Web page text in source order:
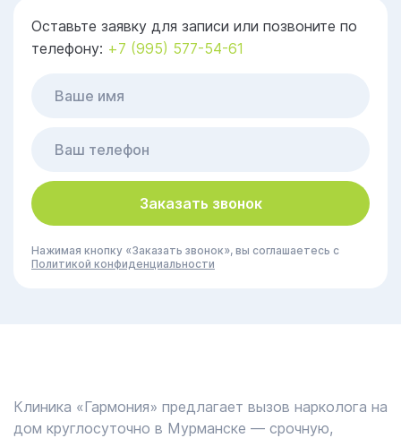
Оставьте заявку для записи или позвоните по
телефону: +7 (995) 577-54-61
Заказать звонок
Нажимая кнопку «Заказать звонок», вы соглашаетесь с
Политикой конфиденциальности
Клиника «Гармония» предлагает вызов нарколога на
дом круглосуточно в Мурманске — срочную,